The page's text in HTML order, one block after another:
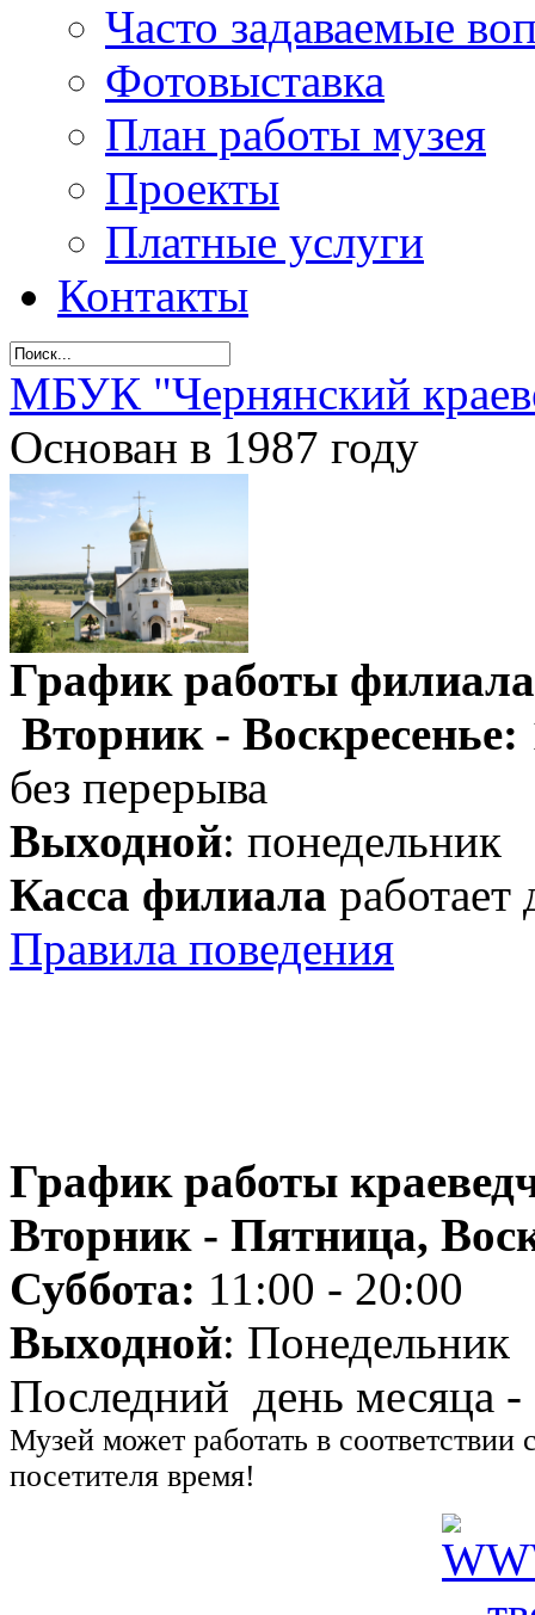
Часто задаваемые
Фотовыставка
План работы музея
Проекты
Платные услуги
Контакты
МБУК "Чернянский
Основан в 1987 году
График работы
Вторник - Воскресенье:
без перерыва
Выходной: понедельник
Касса филиала работает
Правила поведения
График работы
Вторник - Пятница,
Суббота: 11:00 - 20:00
Выходной: Понедельник
Последний день месяца -
Музей может работать в
посетителя время!